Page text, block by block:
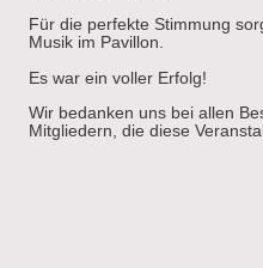
Für die perfekte Stimmung
Musik im Pavillon.
Es war ein voller Erfolg!
Wir bedanken uns bei allen
Mitgliedern, die diese